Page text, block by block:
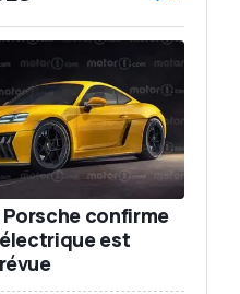
Porsche confirme
est